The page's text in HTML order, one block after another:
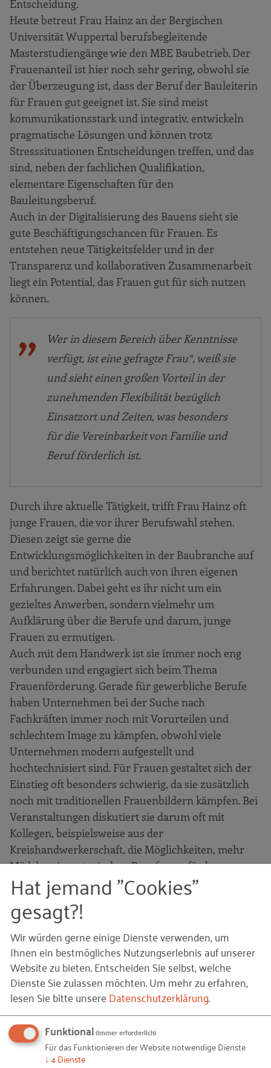
Entscheidung.
Heute betreut Frau Hainz an der Bergischen
Universität Wuppertal berufsbegleitende
Masterstudiengänge wie den MBE Baubetrieb. Der
Frauenanteil ist hier noch sehr gering, obwohl sie
der Überzeugung ist, dass der Beruf der Bauleiterin
für Frauen gut geeignet ist. Sie sind meist
kommunikationsstark und integrativ, entwickeln
pragmatische Lösungen und können trotz
Stresssituationen Entscheidungen treffen, und das
sind, neben der fachlichen Qualifikation,
elementare Eigenschaften für den
Bauleitungsberuf.
Auch in der Digitalisierung des Bauens sieht sie
gute Beschäftigungschancen für Frauen. Es
entstehen neue Tätigkeitsfelder und in der
Transparenz und kollaborativen Zusammenarbeit
liegt ein Potential, das Frauen gut für sich nutzen
können.
Wer in diesem Bereich über Kenntnisse
verfügt, ist eine gefragte Frau“, weiß sie
und sieht einen großen Vorteil in der
zunehmenden Flexibilität bezüglich
Einsatzort und Zeiten, was besonders
für die Vereinbarkeit von Familie und
Beruf förderlich ist.
Durch ihre aktuelle Tätigkeit, trifft Frau Hainz oft
junge Frauen, die vor ihrer Berufswahl stehen.
Diesen zeigt sie gerne die
Entwicklungsmöglichkeiten in der Baubranche auf
und berichtet natürlich auch von ihren eigenen
Erfahrungen. Dabei geht es ihr nicht um ein
gezieltes Anwerben, sondern vielmehr um
Aufklärung über die Berufe und darum, junge
Frauen zu ermutigen.
Auch mit dem Handwerk ist sie immer noch eng
verbunden und engagiert sich beim Thema
Frauenförderung. Gerade für gewerbliche Berufe
haben Unternehmen bei der Suche nach
Fachkräften immer noch mit Vorurteilen und
schlechtem Image zu kämpfen, obwohl viele
Unternehmen modern aufgestellt und
hochtechnisiert sind. Für Frauen gestaltet sich der
Einstieg oft besonders schwierig, da sie zusätzlich
noch mit traditionellen Frauenbildern kämpfen. Bei
Veranstaltungen diskutiert sie darum oft mit
Kollegen, beispielsweise aus der
Kreishandwerkerschaft, die Möglichkeiten, mehr
Mädchen in untypischen Berufen zu fördern.
Frau Hainz sieht das Thema Frauen in der
Bauwirtschaft also von zwei Seiten. Zum einen
sollten sich Bauunternehmen Frauen gegenüber
mehr öffnen, egal, ob als Azubi, Facharbeiter oder
in Führungspositionen und empfiehlt ihnen, sich
mit Beschäftigungsmöglichkeiten von Frauen in
ihren Betrieben auseinanderzusetzen.
Den Frauen rät sie: „Wenn ihr Lust auf
einen spannenden und vielfältigen Beruf
Hat jemand "Cookies"
gesagt?!
Wir würden gerne einige Dienste verwenden, um
Ihnen ein bestmögliches Nutzungserlebnis auf unserer
Website zu bieten. Entscheiden Sie selbst, welche
Dienste Sie zulassen möchten.Um mehr zu erfahren,
lesen Sie bitte unsereDatenschutzerklärung.
Funktional(immer erforderlich)
Für das Funktionieren der Website notwendige Dienste
↓ 4Dienste